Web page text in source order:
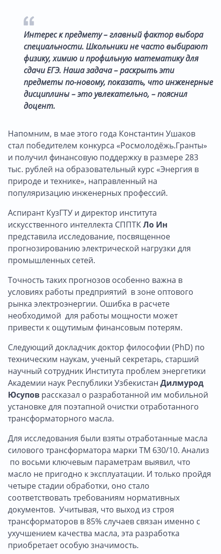
Интерес к предмету – главный фактор выбора
специальности. Школьники не часто выбирают
физику, химию и профильную математику для
сдачи ЕГЭ. Наша задача – раскрыть эти
предметы по-новому, показать, что инженерные
дисциплины – это увлекательно, – пояснил
доцент.
Напомним, в мае этого года Константин Ушаков
стал победителем конкурса «Росмолодёжь.Гранты»
и получил финансовую поддержку в размере 283
тыс. рублей на образовательный курс «Энергия в
природе и технике», направленный на
популяризацию инженерных профессий.
Аспирант КузГТУ и директор института
искусственного интеллекта СППТКЛо Ин
представила исследование, посвященное
прогнозированию электрической нагрузки для
промышленных сетей.
Точность таких прогнозов особенно важна в
условиях работы предприятий в зоне оптового
рынка электроэнергии. Ошибка в расчете
необходимой для работы мощности может
привести к ощутимым финансовым потерям.
Следующий докладчик доктор философии (PhD) по
техническим наукам, ученый секретарь, старший
научный сотрудник Института проблем энергетики
Академии наук Республики Узбекистан Дилмурод
Юсупов рассказал о разработанной им мобильной
установке для поэтапной очистки отработанного
трансформаторного масла.
Для исследования были взяты отработанные масла
силового трансформатора марки ТМ 630/10. Анализ
по восьми ключевым параметрам выявил, что
масло не пригодно к эксплуатации. И только пройдя
четыре стадии обработки, оно стало
соответствовать требованиям нормативных
документов. Учитывая, что выход из строя
трансформаторов в 85% случаев связан именно с
ухучшением качества масла, эта разработка
приобретает особую значимость.